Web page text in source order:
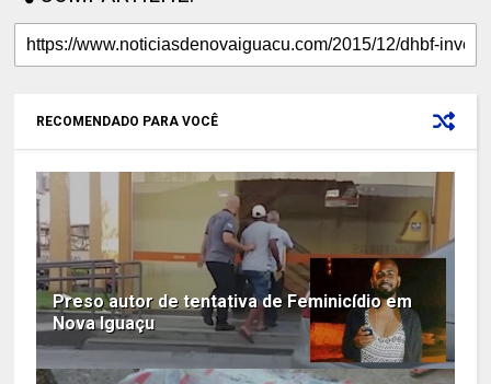
RECOMENDADO PARA VOCÊ
Preso autor de tentativa de Feminicídio em
Nova Iguaçu